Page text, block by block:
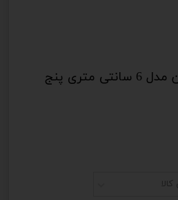
مولتی رول پلاک کاسپین مدل 6 سانتی متری پنج